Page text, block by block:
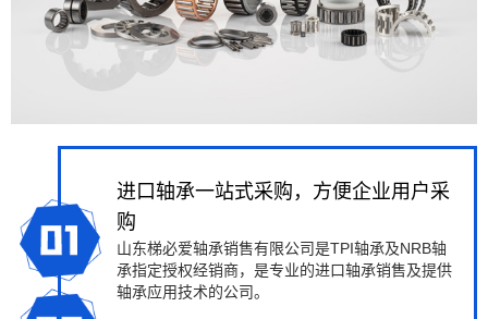
进口轴承一站式采购，方便企业用户采
购
山东梯必爱轴承销售有限公司是TPI轴承及NRB轴
承指定授权经销商，是专业的进口轴承销售及提供
轴承应用技术的公司。